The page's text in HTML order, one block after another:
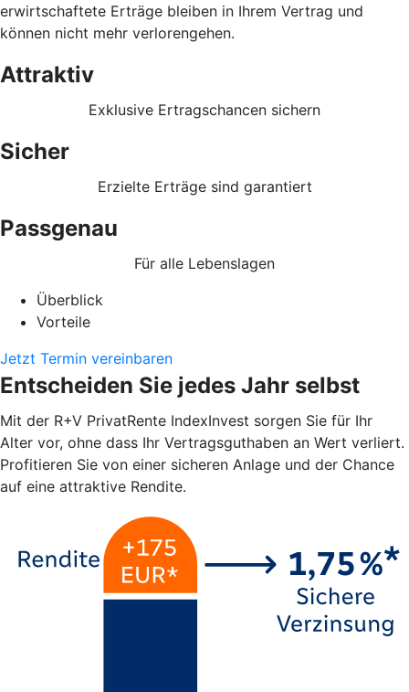
erwirtschaftete Erträge bleiben in Ihrem Vertrag und
können nicht mehr verlorengehen.
Attraktiv
Exklusive Ertragschancen sichern
Sicher
Erzielte Erträge sind garantiert
Passgenau
Für alle Lebenslagen
Überblick
Vorteile
Jetzt Termin vereinbaren
Entscheiden Sie jedes Jahr selbst
Mit der R+V PrivatRente IndexInvest sorgen Sie für Ihr
Alter vor, ohne dass Ihr Vertragsguthaben an Wert verliert.
Profitieren Sie von einer sicheren Anlage und der Chance
auf eine attraktive Rendite.